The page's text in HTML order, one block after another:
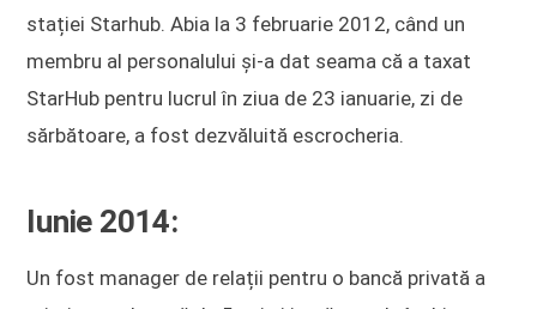
stației Starhub. Abia la 3 februarie 2012, când un
membru al personalului și-a dat seama că a taxat
StarHub pentru lucrul în ziua de 23 ianuarie, zi de
sărbătoare, a fost dezvăluită escrocheria.
Iunie 2014:
Un fost manager de relații pentru o bancă privată a